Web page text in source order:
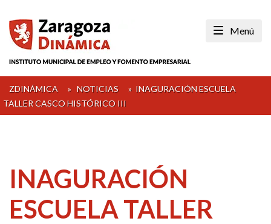
content
Menú
ZDINÁMICA » NOTICIAS » INAGURACIÓN ESCUELA
TALLER CASCO HISTÓRICO III
INAGURACIÓN
ESCUELA TALLER